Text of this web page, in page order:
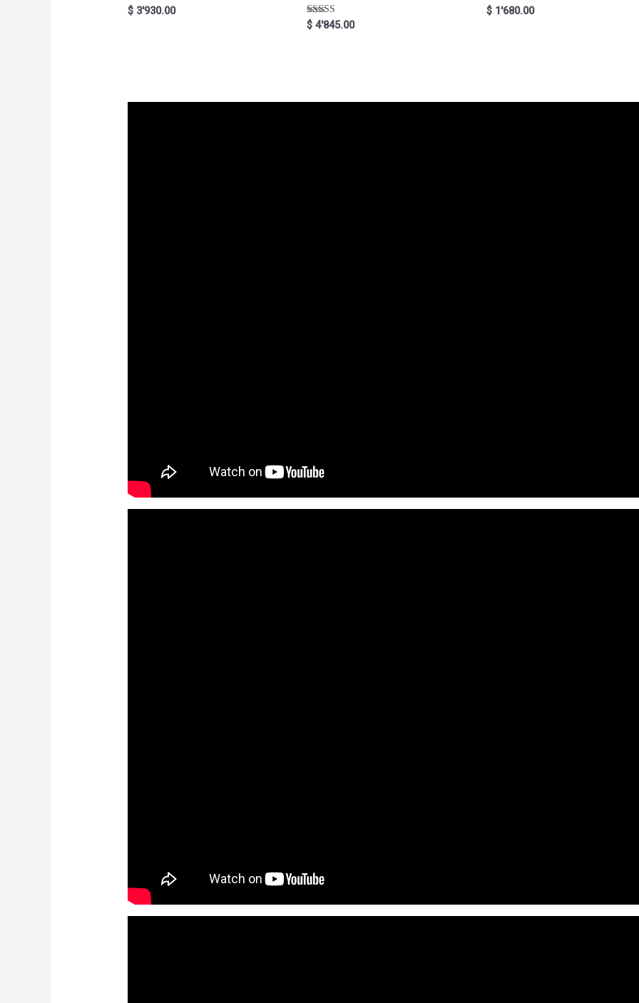
Rated
5.00
$3'930.00
Rated
5.00
$ 4'845.00
Rated
5.00
$ 1'680.00